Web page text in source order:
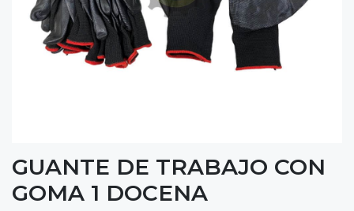
GUANTE DE TRABAJO CON
GOMA 1 DOCENA